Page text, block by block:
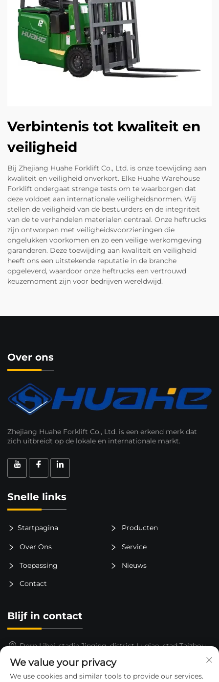
Verbintenis tot kwaliteit en
veiligheid
Bij Zhejiang Huahe Forklift Co., Ltd. is onze toewijding aan
kwaliteit en veiligheid onverkort. Elke Huahe Warehouse
Forklift ondergaat strenge tests om te waarborgen dat
deze voldoet aan internationale veiligheidsnormen. Wij
stellen de veiligheid van de bestuurders en de integriteit
van de te verhandelen materialen centraal. Onze heftrucks
zijn ontworpen met veiligheidsvoorzieningen die
ongelukken voorkomen en zo een veilige werkomgeving
garanderen. Deze toewijding aan kwaliteit en veiligheid
heeft ons een uitstekende reputatie in de branche
opgeleverd, waardoor onze heftrucks een vertrouwd
keuzemoment zijn voor bedrijven wereldwijd.
Over ons
Zhejiang Huahe Forklift Co., Ltd. is een erkend merk dat
zich uitbreidt op de lokale en internationale markt.
Snelle links
Startpagina Producten
Over Ons Service
Toepassing Nieuws
Contact
Blijf in contact
Dorp Libei, stadje Jinqing, district Luqiao, stad Taizhou,
15325652000
We value your privacy
We use cookies and similar tools to provide our services.